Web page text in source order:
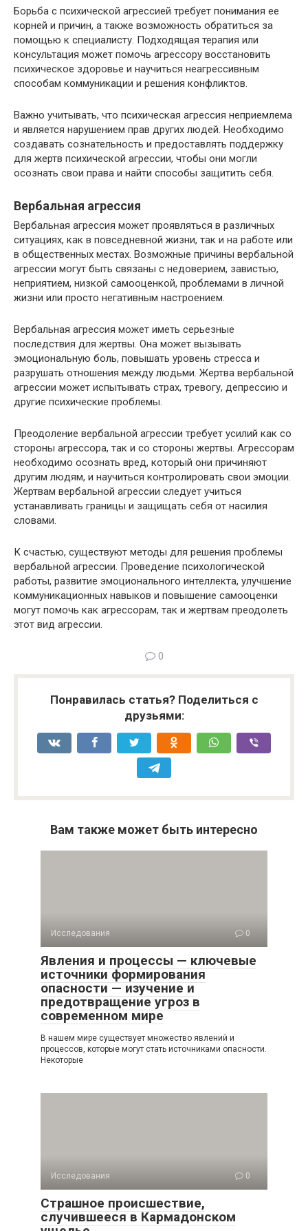
Борьба с психической агрессией требует понимания ее
корней и причин, а также возможность обратиться за
помощью к специалисту. Подходящая терапия или
консультация может помочь агрессору восстановить
психическое здоровье и научиться неагрессивным
способам коммуникации и решения конфликтов.
Важно учитывать, что психическая агрессия неприемлема
и является нарушением прав других людей. Необходимо
создавать сознательность и предоставлять поддержку
для жертв психической агрессии, чтобы они могли
осознать свои права и найти способы защитить себя.
Вербальная агрессия
Вербальная агрессия может проявляться в различных
ситуациях, как в повседневной жизни, так и на работе или
в общественных местах. Возможные причины вербальной
агрессии могут быть связаны с недоверием, завистью,
неприятием, низкой самооценкой, проблемами в личной
жизни или просто негативным настроением.
Вербальная агрессия может иметь серьезные
последствия для жертвы. Она может вызывать
эмоциональную боль, повышать уровень стресса и
разрушать отношения между людьми. Жертва вербальной
агрессии может испытывать страх, тревогу, депрессию и
другие психические проблемы.
Преодоление вербальной агрессии требует усилий как со
стороны агрессора, так и со стороны жертвы. Агрессорам
необходимо осознать вред, который они причиняют
другим людям, и научиться контролировать свои эмоции.
Жертвам вербальной агрессии следует учиться
устанавливать границы и защищать себя от насилия
словами.
К счастью, существуют методы для решения проблемы
вербальной агрессии. Проведение психологической
работы, развитие эмоционального интеллекта, улучшение
коммуникационных навыков и повышение самооценки
могут помочь как агрессорам, так и жертвам преодолеть
этот вид агрессии.
0
Понравилась статья? Поделиться с
друзьями:
Вам также может быть интересно
Исследования 0
Явления и процессы — ключевые
источники формирования
опасности — изучение и
предотвращение угроз в
современном мире
В нашем мире существует множество явлений и
процессов, которые могут стать источниками опасности.
Некоторые
Исследования 0
Страшное происшествие,
случившееся в Кармадонском